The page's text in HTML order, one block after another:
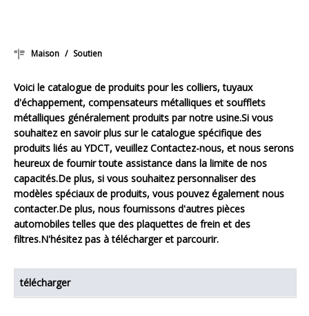
Maison / Soutien
Voici le catalogue de produits pour les colliers, tuyaux
d'échappement, compensateurs métalliques et soufflets
métalliques généralement produits par notre usine.Si vous
souhaitez en savoir plus sur le catalogue spécifique des
produits liés au YDCT, veuillezContactez-nous, et nous serons
heureux de fournir toute assistance dans la limite de nos
capacités.De plus, si vous souhaitez personnaliser des
modèles spéciaux de produits, vous pouvez également nous
contacter.De plus, nous fournissons d'autres pièces
automobiles telles que des plaquettes de frein et des
filtres.N'hésitez pas à télécharger et parcourir.
télécharger